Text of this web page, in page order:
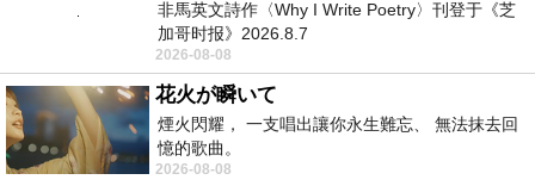
【𧌄蜅蠐】還特別再查它的中文發音
𧌄 蜅 ==> 這二個字，一般字典查不到，要查康熙字典才得見。
非馬英文詩作〈Why I Write Poetry〉刊登于《芝
加哥时报》2026.8.7
2026-08-08
花火が瞬いて
煙火閃耀， 一支唱出讓你永生難忘、 無法抹去回
憶的歌曲。
2026-08-08